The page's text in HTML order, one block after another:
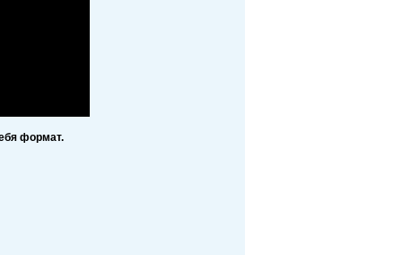
формат.